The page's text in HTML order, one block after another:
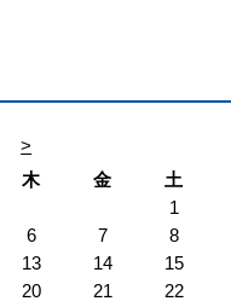
>
木 金
土
1
6 7
8
13 14
15
20 21
22